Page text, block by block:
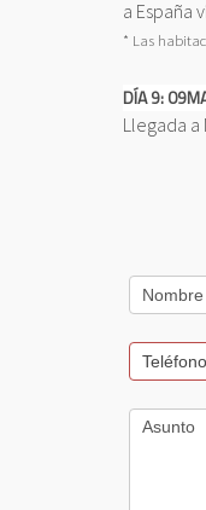
a España
* Las
DÍA 9:
Llegada a
Contacta
con
Nosotros